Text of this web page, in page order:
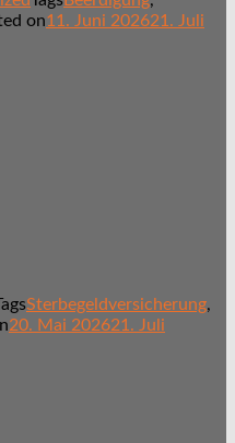
on11. Juni 202621. Juli
Sterbegeldversicherung,
20. Mai 202621. Juli